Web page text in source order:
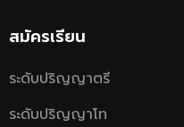
สมัครเรียน
ระดับปริญญาตรี
ระดับปริญญาโท